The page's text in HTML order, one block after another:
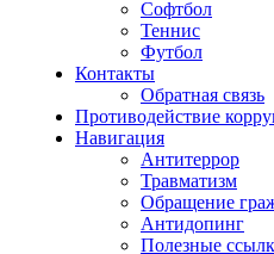
Софтбол
Теннис
Футбол
Контакты
Обратная связь
Противодействие
Навигация
Антитеррор
Травматизм
Обращение
Антидопинг
Полезные